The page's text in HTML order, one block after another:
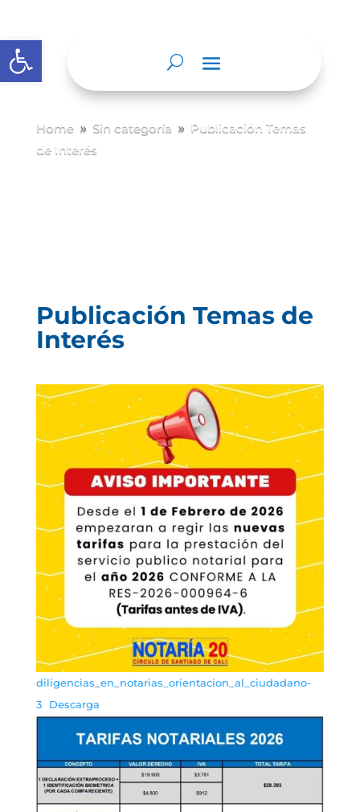
Abrir barra de herramientas
Home 9 Sin categoría 9 Publicación Temas
de Interés
Publicación Temas de
Interés
diligencias_en_notarias_orientacion_al_ciudadano-
3
Descarga